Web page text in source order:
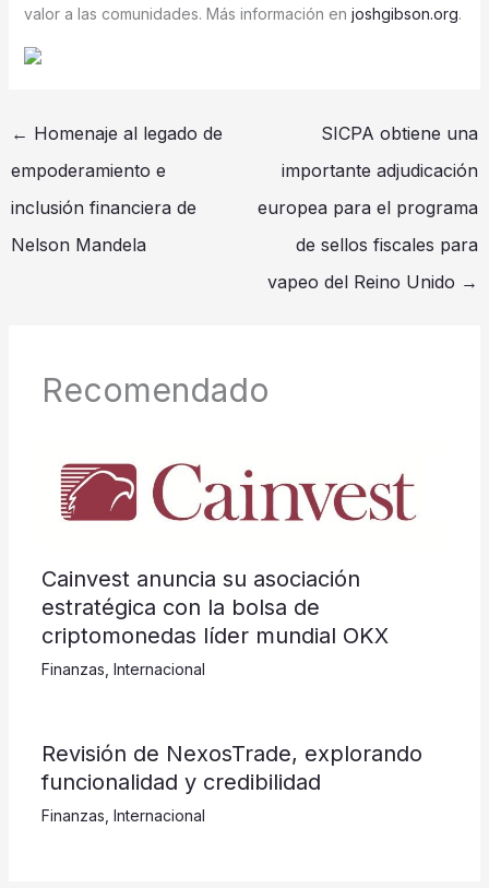
valor a las comunidades. Más información en joshgibson.org.
← Homenaje al legado de
empoderamiento e
inclusión financiera de
Nelson Mandela
SICPA obtiene una
importante adjudicación
europea para el programa
de sellos fiscales para
vapeo del Reino Unido →
Recomendado
Cainvest anuncia su asociación
estratégica con la bolsa de
criptomonedas líder mundial OKX
Finanzas Internacional
Revisión de NexosTrade, explorando
funcionalidad y credibilidad
Finanzas Internacional